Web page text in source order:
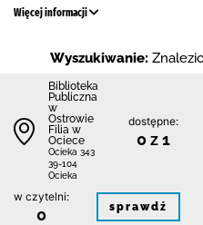
Więcej informacji
Wyszukiwanie:
Biblioteka
Publiczna
w
Ostrowie
Filia w
Ociece
Ocieka 343
39-104
Ocieka
dostępne:
0 z 1
w czytelni:
0 sprawdź